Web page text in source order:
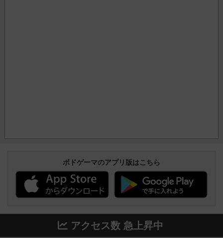
ボドゲーマのアプリ版はこちら
アクセス数 急上昇中